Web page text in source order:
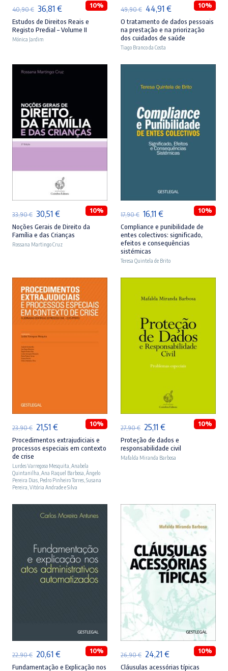
40,90€ O
preço
original
40,90 €.
36,81 €O
preço
atual
36,81 €.
10%
Estudos de Direitos Reais e
Registo Predial – Volume II
Mónica Jardim
49,90€ O
preço
original
era:
49,90 €.
44,91 €O
preço
atual
44,91 €.
10%
O tratamento de dados pessoais
na prestação e na priorização
dos cuidados de saúde
Tiago Branco da Costa
ADICIONAR
33,90€ O
preço
original
30,51 €O
preço
atual
10%
Noções Gerais de Direito da
Família e das Crianças
Rossana Martingo Cruz
17,90€ O
preço
original
era:
16,11 €O
preço
atual
10%
Compliance e punibilidade de
entes colectivos: significado,
efeitos e consequências
sistémicas
Teresa Quintela de Brito
23,90€ O
preço
original
era:
23,90 €.
21,51 €O
preço
atual
é:
21,51 €.
10%
Procedimentos extrajudiciais e
processos especiais em contexto
de crise
Lurdes Varregoso Mesquita Anabela
Quintanilha Ana Raquel Barbosa Ângelo
Pereira Dias Pedro Pinheiro Torres Susana
Pereira Vitória Andrade e Silva
ADICIONAR
27,90€ O
preço
original
25,11 €O
preço
atual
10%
Proteção de dados e
responsabilidade civil
Mafalda Miranda Barbosa
22,90€ O
preço
20,61 €O
preço
10%
Fundamentação e Explicação nos
ADICIONAR
26,90€ O
preço
24,21 €O
preço
10%
Cláusulas acessórias típicas